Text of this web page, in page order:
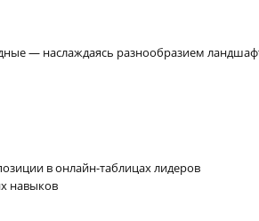
— наслаждаясь разнообразием
в онлайн-таблицах лидеров
навыков